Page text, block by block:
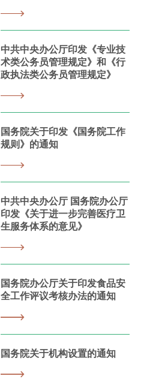
中共中央办公厅印发《专业技
术类公务员管理规定》和《行
政执法类公务员管理规定》
国务院关于印发《国务院工作
规则》的通知
中共中央办公厅 国务院办公厅
印发《关于进一步完善医疗卫
生服务体系的意见》
国务院办公厅关于印发食品安
全工作评议考核办法的通知
国务院关于机构设置的通知